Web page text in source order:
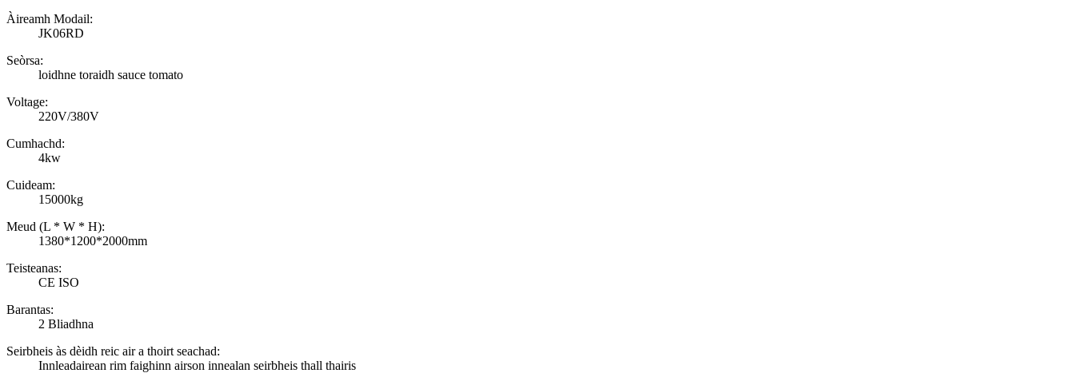
Àireamh Modail:
JK06RD
Seòrsa:
loidhne toraidh sauce tomato
Voltage:
220V/380V
Cumhachd:
4kw
Cuideam:
15000kg
Meud (L * W * H):
1380*1200*2000mm
Teisteanas:
CE ISO
Barantas:
2 Bliadhna
Seirbheis às dèidh reic air a thoirt seachad:
Innleadairean rim faighinn airson innealan seirbheis thall thairis